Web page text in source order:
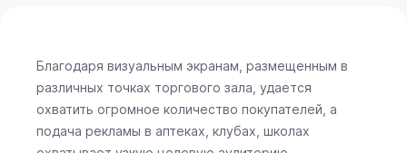
Indoor рекламы.
Благодаря визуальным экранам, размещенным в
различных точках торгового зала, удается
охватить огромное количество покупателей, а
подача рекламы в аптеках, клубах, школах